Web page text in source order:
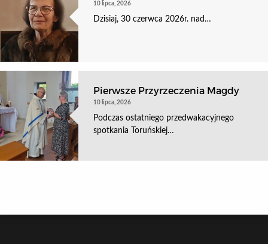
10 lipca, 2026
Dzisiaj, 30 czerwca 2026r. nad…
Pierwsze Przyrzeczenia Magdy
10 lipca, 2026
Podczas ostatniego przedwakacyjnego
spotkania Toruńskiej…